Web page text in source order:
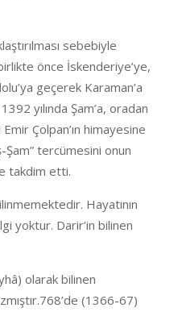
sebebiyle
önce İskenderiye’ye,
geçerek Karaman’a
yılında Şam’a, oradan
Çolpan’ın himayesine
Şam” tercümesini onun
takdim etti.
Hayatının
yoktur. Darir’in bilinen
olarak bilinen
(1366-67)